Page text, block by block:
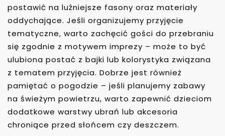
postawić na luźniejsze fasony oraz materiały
oddychające. Jeśli organizujemy przyjęcie
tematyczne, warto zachęcić gości do przebraniu
się zgodnie z motywem imprezy – może to być
ulubiona postać z bajki lub kolorystyka związana
z tematem przyjęcia. Dobrze jest również
pamiętać o pogodzie – jeśli planujemy zabawy
na świeżym powietrzu, warto zapewnić dzieciom
dodatkowe warstwy ubrań lub akcesoria
chroniące przed słońcem czy deszczem.